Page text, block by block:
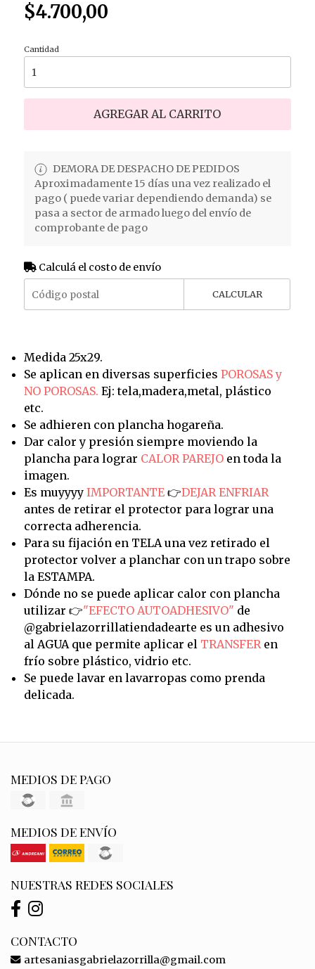
$4.700,00
Cantidad
AGREGAR AL CARRITO
DEMORA DE DESPACHO DE PEDIDOS
Aproximadamente 15 días una vez realizado el
pago ( puede variar dependiendo demanda) se
pasa a sector de armado luego del envío de
comprobante de pago
Calculá el costo de envío
CALCULAR
Medida 25x29.
Se aplican en diversas superficies POROSAS y
NO POROSAS. Ej: tela,madera,metal, plástico
etc.
Se adhieren con plancha hogareña.
Dar calor y presión siempre moviendo la
plancha para lograr CALOR PAREJOen toda la
imagen.
Es muyyyy IMPORTANTE👉DEJAR ENFRIAR
antes de retirar el protector para lograr una
correcta adherencia.
Para su fijación en TELA una vez retirado el
protector volver a planchar con un trapo sobre
la ESTAMPA.
Dónde no se puede aplicar calor con plancha
utilizar 👉"EFECTO AUTOADHESIVO" de
@gabrielazorrillatiendadearte es un adhesivo
al AGUA que permite aplicar el TRANSFERen
frío sobre plástico, vidrio etc.
Se puede lavar en lavarropas como prenda
delicada.
MEDIOS DE PAGO
MEDIOS DE ENVÍO
NUESTRAS REDES SOCIALES
CONTACTO
artesaniasgabrielazorrilla@gmail.com